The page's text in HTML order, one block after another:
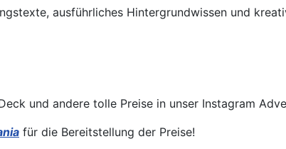
ausführliches Hintergrundwissen und
und andere tolle Preise in unser Instagram
für die Bereitstellung der Preise!